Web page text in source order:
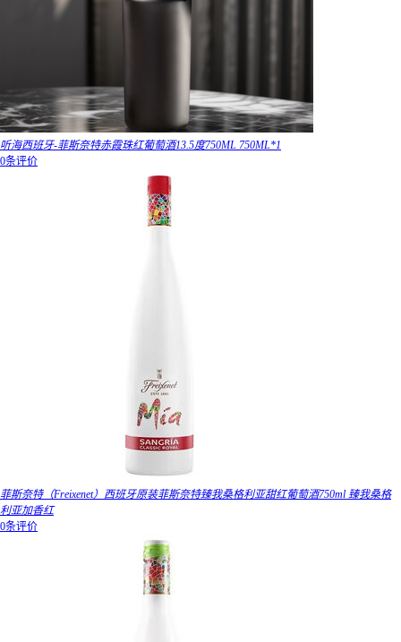
听海西班牙-菲斯奈特赤霞珠红葡萄酒13.5度750ML 750ML*1
0条评价
菲斯奈特（Freixenet）西班牙原装菲斯奈特臻我桑格利亚甜红葡萄酒750ml 臻我桑格
利亚加香红
0条评价